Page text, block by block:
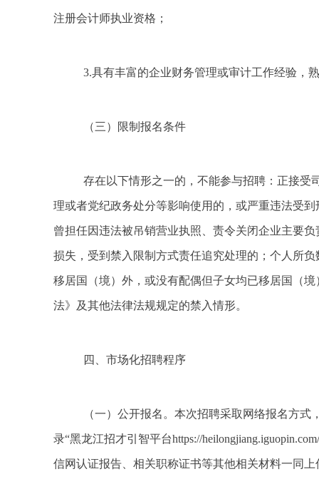
注册会计师执业资格；
3.具有丰富的企业财务管理或审计工作经验，
（三） 限制报名条件
存在以下情形之一的，不能参与招聘：正接受
理或者党纪政务处分等影响使用的，或严重违法受
曾担任因违法被吊销营业执照、责令关闭企业主要
损失，受到禁入限制方式责任追究处理的；个人所
移居国（境）外，或没有配偶但子女均已移居国（
法》及其他法律法规规定的禁入情形。
四 、市场化招聘程序
（一）公开报名。本次招聘采取网络报名方式
录“黑龙江招才引智平台https://
信网认证报告、相关职称证书等其他相关材料一同